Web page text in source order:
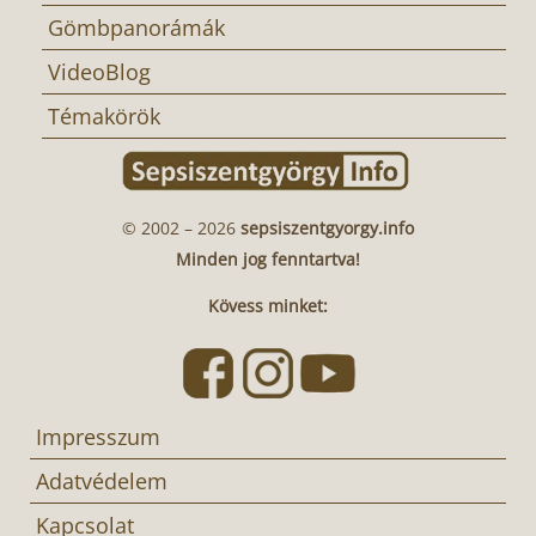
Gömbpanorámák
VideoBlog
Témakörök
© 2002 – 2026 sepsiszentgyorgy.info
Minden jog fenntartva!
Kövess minket:
Impresszum
Adatvédelem
Kapcsolat